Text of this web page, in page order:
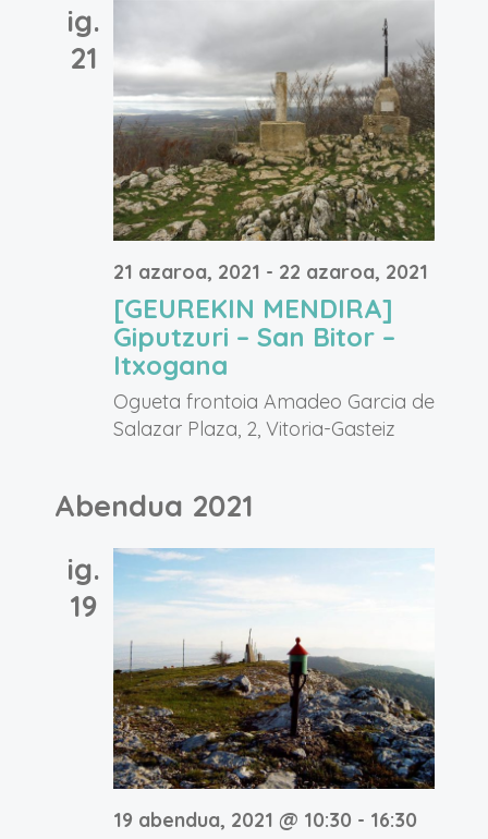
ig.
21
21 azaroa, 2021 - 22 azaroa, 2021
[GEUREKIN MENDIRA]
Giputzuri – San Bitor –
Itxogana
Ogueta frontoia Amadeo Garcia de
Salazar Plaza, 2, Vitoria-Gasteiz
Abendua 2021
ig.
19
19 abendua, 2021 @ 10:30 - 16:30